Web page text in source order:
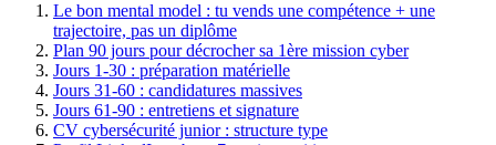
Le bon mental model : tu vends une compétence + une
trajectoire, pas un diplôme
Plan 90 jours pour décrocher sa 1ère mission cyber
Jours 1-30 : préparation matérielle
Jours 31-60 : candidatures massives
Jours 61-90 : entretiens et signature
CV cybersécurité junior : structure type